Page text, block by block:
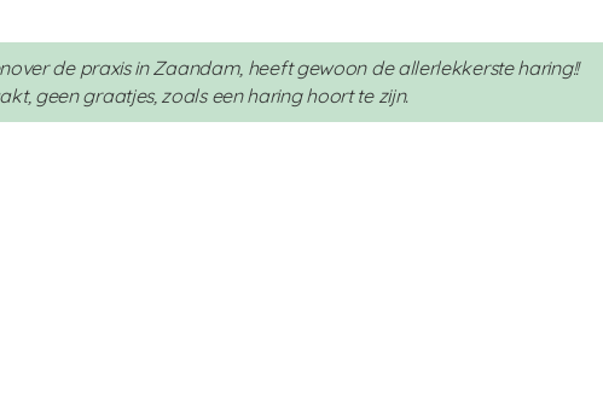
de praxis in Zaandam, heeft gewoon de allerlekkerste haring!!
geen graatjes, zoals een haring hoort te zijn.